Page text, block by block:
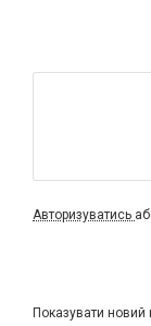
Авторизуватись
Показувати новий